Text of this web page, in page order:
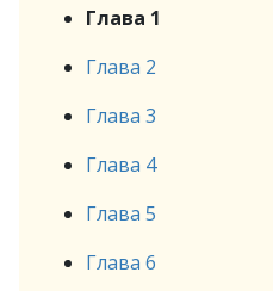
Глава 1
Глава 2
Глава 3
Глава 4
Глава 5
Глава 6